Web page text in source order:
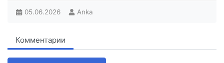
05.06.2026 Anka
Комментарии